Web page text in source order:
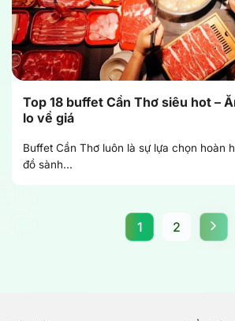
Top 18 buffet Cần Thơ siêu hot –
lo về giá
Buffet Cần Thơ luôn là sự lựa chọn hoàn
đồ sành...
1 2